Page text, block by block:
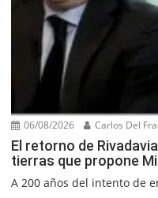
06/08/2026 Carlos Del
El retorno de
tierras que propone
A 200 años del intento de